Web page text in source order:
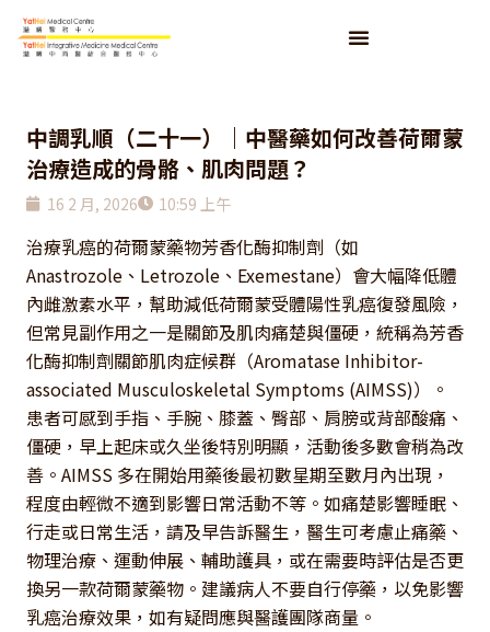
中調乳順（二十一）｜中醫藥如何改善荷爾蒙
治療造成的骨骼、肌肉問題？
16 2 月, 2026 10:59 上午
治療乳癌的荷爾蒙藥物芳香化酶抑制劑（如
Anastrozole、Letrozole、Exemestane）會大幅降低體
內雌激素水平，幫助減低荷爾蒙受體陽性乳癌復發風險，
但常見副作用之一是關節及肌肉痛楚與僵硬，統稱為芳香
化酶抑制劑關節肌肉症候群（Aromatase Inhibitor-
associated Musculoskeletal Symptoms (AIMSS)）。
患者可感到手指、手腕、膝蓋、臀部、肩膀或背部酸痛、
僵硬，早上起床或久坐後特別明顯，活動後多數會稍為改
善。AIMSS 多在開始用藥後最初數星期至數月內出現，
程度由輕微不適到影響日常活動不等。如痛楚影響睡眠、
行走或日常生活，請及早告訴醫生，醫生可考慮止痛藥、
物理治療、運動伸展、輔助護具，或在需要時評估是否更
換另一款荷爾蒙藥物。建議病人不要自行停藥，以免影響
乳癌治療效果，如有疑問應與醫護團隊商量。